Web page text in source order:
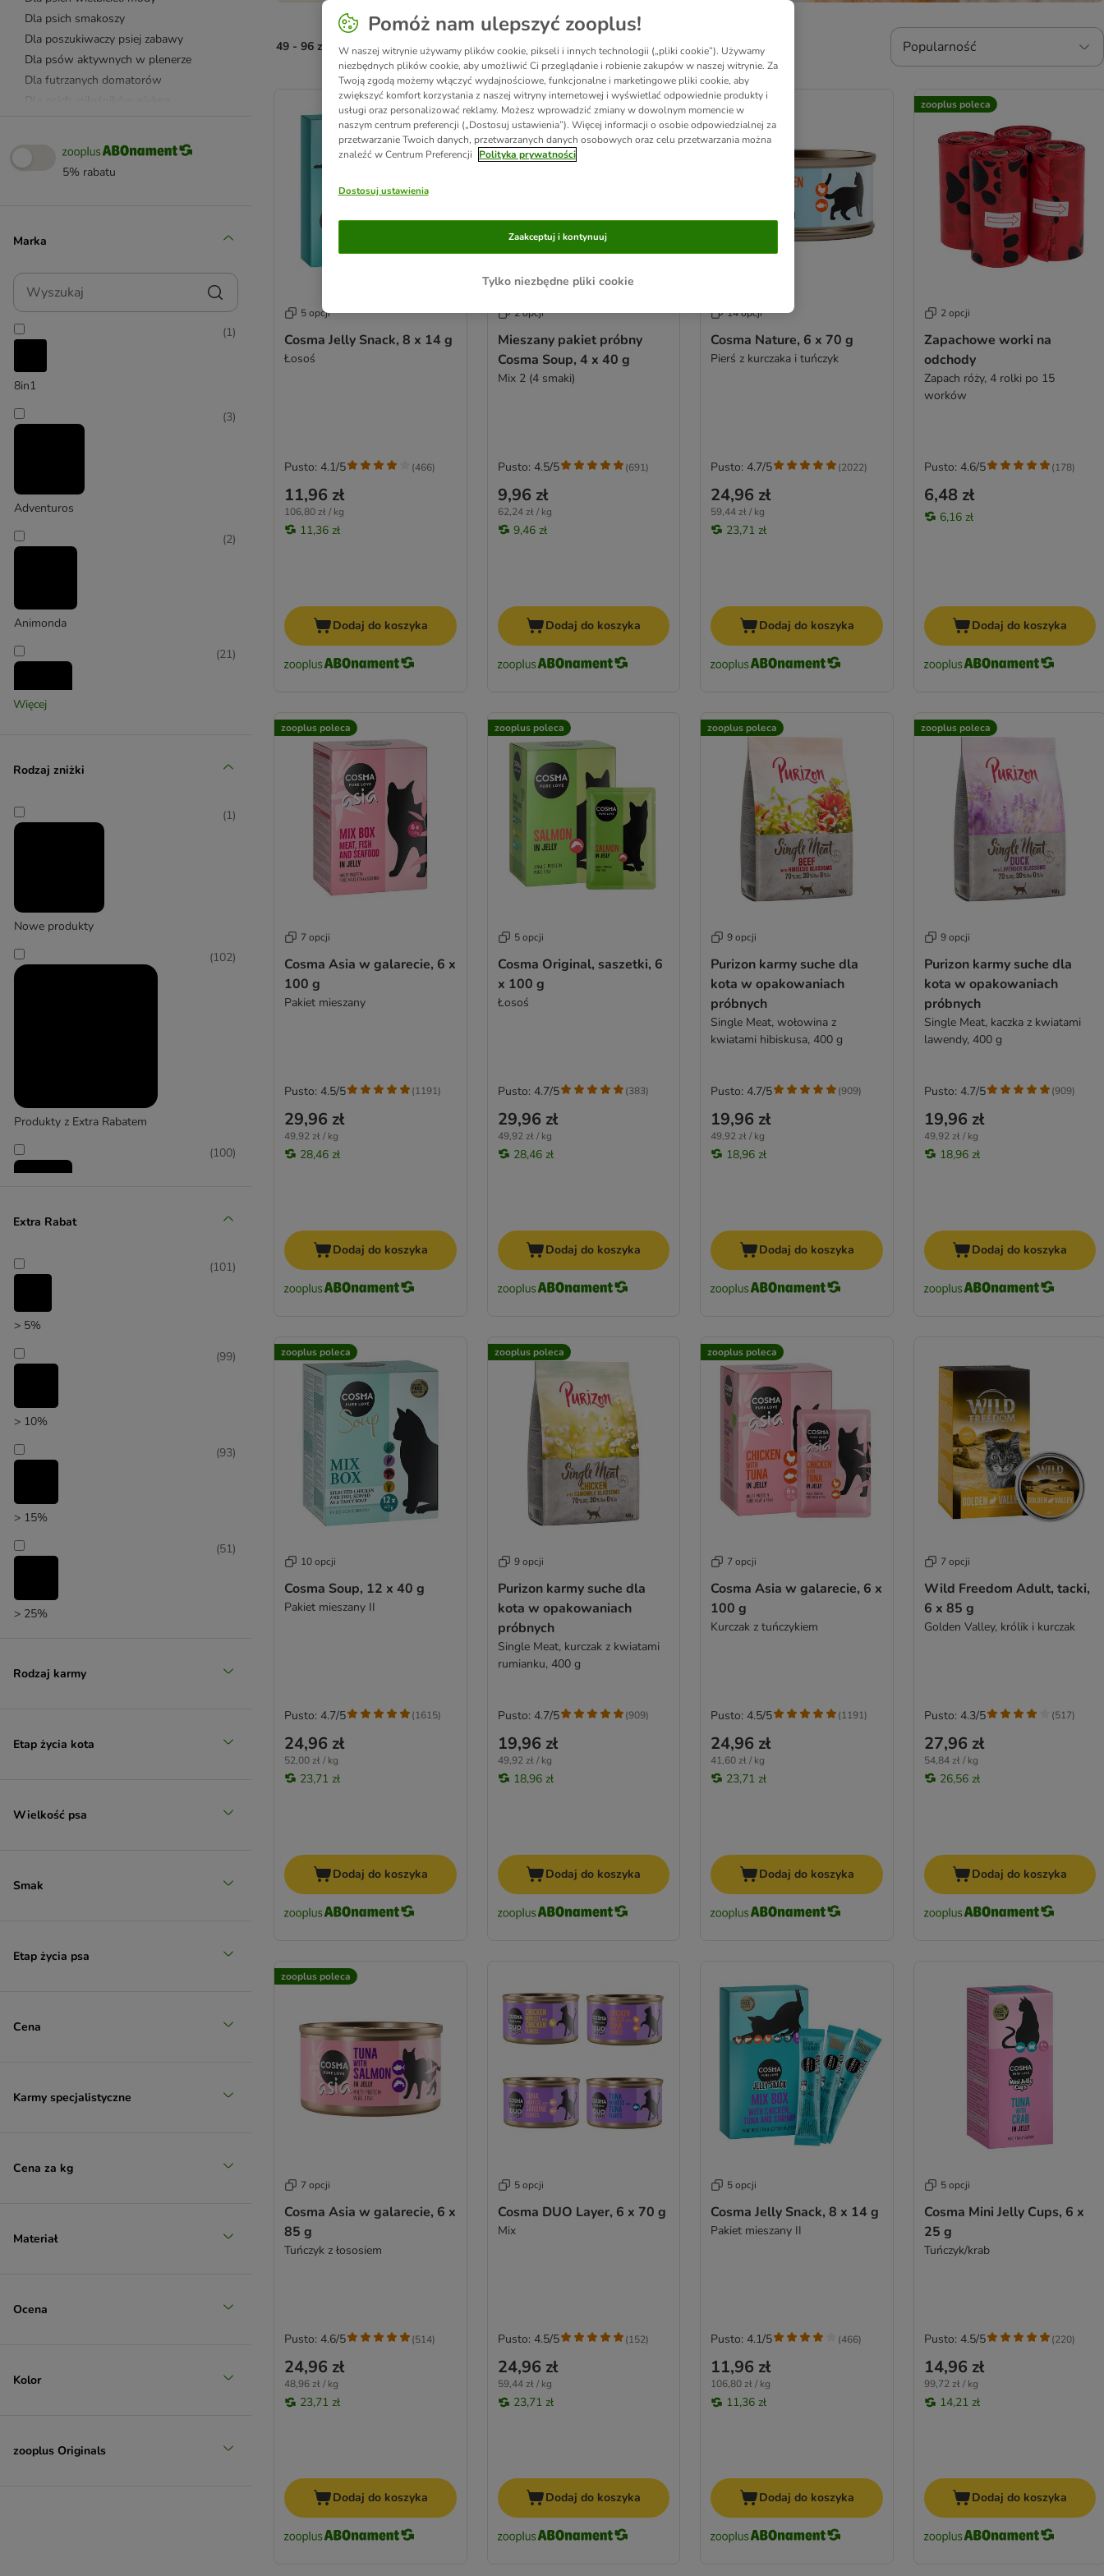
Dla psich smakoszy
Dla poszukiwaczy psiej zabawy
Dla psów aktywnych w plenerze
Dla futrzanych domatorów
Dla poszukiwaczy kociej zabawy
Dla futrzanych domatorów
5% rabatu
Marka
Wyszukaj
8in1
(1)
Adventuros
(3)
Animonda
(2)
(21)
(9)
Więcej
Rodzaj zniżki
Nowe produkty
(1)
Produkty z Extra Rabatem
(102)
(100)
zooplus poleca
(215 )
Extra Rabat
> 5%
(101)
> 10%
(99)
> 15%
(93)
> 25%
(51)
20)
Rodzaj karmy
Etap życia kota
Wielkość psa
Smak
Etap życia psa
Cena
Karmy specjalistyczne
Cena za kg
Materiał
Ocena
Kolor
zooplus Originals
49 - 96 z 1014 wyników Popularność
product items have been changed
5 opcji
Cosma Jelly Snack, 8 x 14 g
Łosoś
11,96 zł
106,80 zł / kg
11,36 zł
Pusto: 4.1/5 (466)
Dodaj do koszyka
zooplus poleca
2 opcji
Mieszany pakiet próbny
Cosma Soup, 4 x 40 g
Mix 2 (4 smaki)
9,96 zł
62,24 zł / kg
9,46 zł
Pusto: 4.5/5 (691)
Dodaj do koszyka
zooplus poleca
14 opcji
Cosma Nature, 6 x 70 g
Pierś z kurczaka i tuńczyk
24,96 zł
59,44 zł / kg
23,71 zł
Pusto: 4.7/5 (2022)
Dodaj do koszyka
zooplus poleca
2 opcji
Zapachowe worki na
odchody
Zapach róży, 4 rolki po 15
worków
6,48 zł
6,16 zł
Pusto: 4.6/5 (178)
Dodaj do koszyka
zooplus poleca
7 opcji
Cosma Asia w galarecie, 6 x
100 g
Pakiet mieszany
29,96 zł
49,92 zł / kg
28,46 zł
Pusto: 4.5/5 (1191)
Dodaj do koszyka
zooplus poleca
5 opcji
Cosma Original, saszetki, 6
x 100 g
Łosoś
29,96 zł
49,92 zł / kg
28,46 zł
Pusto: 4.7/5 (383)
Dodaj do koszyka
zooplus poleca
9 opcji
Purizon karmy suche dla
kota w opakowaniach
próbnych
Single Meat, wołowina z
kwiatami hibiskusa, 400 g
19,96 zł
49,92 zł / kg
18,96 zł
Pusto: 4.7/5 (909)
Dodaj do koszyka
zooplus poleca
9 opcji
Purizon karmy suche dla
kota w opakowaniach
próbnych
Single Meat, kaczka z kwiatami
lawendy, 400 g
19,96 zł
49,92 zł / kg
18,96 zł
Pusto: 4.7/5 (909)
Dodaj do koszyka
zooplus poleca
10 opcji
Cosma Soup, 12 x 40 g
Pakiet mieszany II
24,96 zł
52,00 zł / kg
23,71 zł
Pusto: 4.7/5 (1615)
Dodaj do koszyka
zooplus poleca
9 opcji
Purizon karmy suche dla
kota w opakowaniach
próbnych
Single Meat, kurczak z kwiatami
rumianku, 400 g
19,96 zł
49,92 zł / kg
18,96 zł
Pusto: 4.7/5 (909)
Dodaj do koszyka
zooplus poleca
7 opcji
Cosma Asia w galarecie, 6 x
100 g
Kurczak z tuńczykiem
24,96 zł
41,60 zł / kg
23,71 zł
Pusto: 4.5/5 (1191)
Dodaj do koszyka
7 opcji
Wild Freedom Adult, tacki,
6 x 85 g
Golden Valley, królik i kurczak
27,96 zł
54,84 zł / kg
26,56 zł
Pusto: 4.3/5 (517)
Dodaj do koszyka
zooplus poleca
7 opcji
Cosma Asia w galarecie, 6 x
85 g
Tuńczyk z łososiem
24,96 zł
48,96 zł / kg
23,71 zł
Pusto: 4.6/5 (514)
Dodaj do koszyka
5 opcji
Cosma DUO Layer, 6 x 70 g
Mix
24,96 zł
59,44 zł / kg
23,71 zł
Pusto: 4.5/5 (152)
Dodaj do koszyka
5 opcji
Cosma Jelly Snack, 8 x 14 g
Pakiet mieszany II
11,96 zł
106,80 zł / kg
11,36 zł
Pusto: 4.1/5 (466)
Dodaj do koszyka
5 opcji
Cosma Mini Jelly Cups, 6 x
25 g
Tuńczyk/krab
14,96 zł
99,72 zł / kg
14,21 zł
Pusto: 4.5/5 (220)
Dodaj do koszyka
Pomóż nam ulepszyć zooplus!
W naszej witrynie używamy plików cookie, pikseli i innych technologii („pliki cookie”). Używamy
niezbędnych plików cookie, aby umożliwić Ci przeglądanie i robienie zakupów w naszej witrynie. Za
Twoją zgodą możemy włączyć wydajnościowe, funkcjonalne i marketingowe pliki cookie, aby
zwiększyć komfort korzystania z naszej witryny internetowej i wyświetlać odpowiednie produkty i
usługi oraz personalizować reklamy. Możesz wprowadzić zmiany w dowolnym momencie w
naszym centrum preferencji („Dostosuj ustawienia”). Więcej informacji o osobie odpowiedzialnej za
przetwarzanie Twoich danych, przetwarzanych danych osobowych oraz celu przetwarzania można
znaleźć w Centrum Preferencji
Polityka prywatności
Dostosuj ustawienia
Tylko niezbędne pliki cookie
Zaakceptuj i kontynuuj